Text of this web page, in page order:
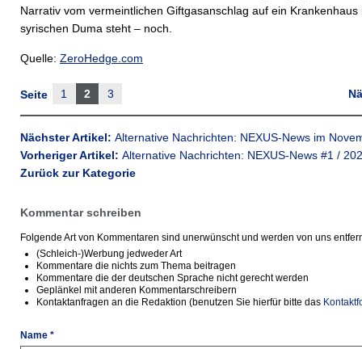
Narrativ vom vermeintlichen Giftgasanschlag auf ein Krankenhaus
syrischen Duma steht – noch.
Quelle: ZeroHedge.com
Seite 1 2 3
Nächster Artikel: Alternative Nachrichten: NEXUS-News im
Vorheriger Artikel: Alternative Nachrichten: NEXUS-News #1 /
Zurück zur Kategorie
Kommentar schreiben
Folgende Art von Kommentaren sind unerwünscht und werden von uns
(Schleich-)Werbung jedweder Art
Kommentare die nichts zum Thema beitragen
Kommentare die der deutschen Sprache nicht gerecht werden
Geplänkel mit anderen Kommentarschreibern
Kontaktanfragen an die Redaktion (benutzen Sie hierfür bitte das
Name *